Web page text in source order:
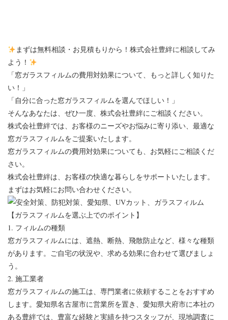
まずは無料相談・お見積もりから！株式会社豊絆に相談してみ
よう！
「窓ガラスフィルムの費用対効果について、もっと詳しく知りた
い！」
「自分に合った窓ガラスフィルムを選んでほしい！」
そんなあなたは、ぜひ一度、株式会社豊絆にご相談ください。
株式会社豊絆では、お客様のニーズやお悩みに寄り添い、最適な
窓ガラスフィルムをご提案いたします。
窓ガラスフィルムの費用対効果についても、お気軽にご相談くだ
さい。
株式会社豊絆は、お客様の快適な暮らしをサポートいたします。
まずはお気軽にお問い合わせください。
【ガラスフィルムを選ぶ上でのポイント】
1. フィルムの種類
窓ガラスフィルムには、遮熱、断熱、飛散防止など、様々な種類
があります。ご自宅の状況や、求める効果に合わせて選びましょ
う。
2. 施工業者
窓ガラスフィルムの施工は、専門業者に依頼することをおすすめ
します。愛知県名古屋市に営業所を置き、愛知県大府市に本社の
ある豊絆では、豊富な経験と実績を持つスタッフが、現地調査に